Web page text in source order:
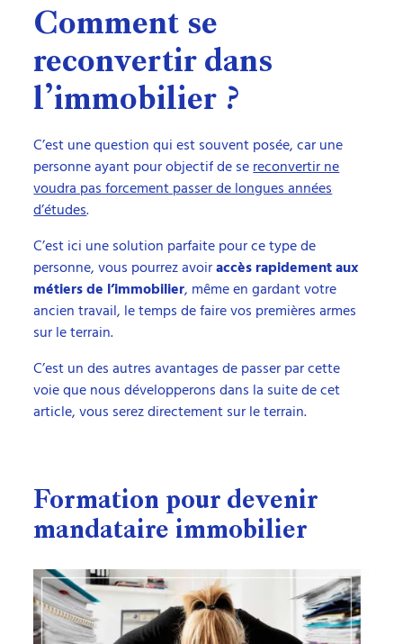
Comment se
reconvertir dans
l’immobilier ?
C’est une question qui est souvent posée, car une
personne ayant pour objectif de sereconvertir ne
voudra pas forcement passer de longues années
d’études.
C’est ici une solution parfaite pour ce type de
personne, vous pourrez avoiraccès rapidement aux
métiers de l’immobilier, même en gardant votre
ancien travail, le temps de faire vos premières armes
sur le terrain.
C’est un des autres avantages de passer par cette
voie que nous développerons dans la suite de cet
article, vous serez directement sur le terrain.
Formation pour devenir
mandataire immobilier